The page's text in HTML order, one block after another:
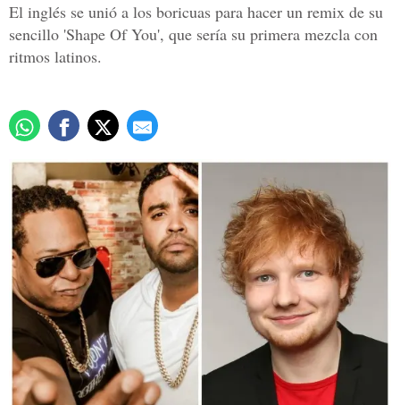
El inglés se unió a los boricuas para hacer un remix de su
sencillo 'Shape Of You', que sería su primera mezcla con
ritmos latinos.